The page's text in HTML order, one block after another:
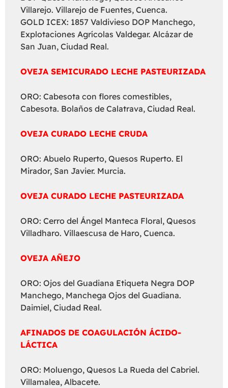
Villarejo. Villarejo de Fuentes, Cuenca.
GOLD ICEX: 1857 Valdivieso DOP Manchego,
Explotaciones Agrícolas Valdegar. Alcázar de
San Juan, Ciudad Real.
OVEJA SEMICURADO LECHE PASTEURIZADA
ORO: Cabesota con flores comestibles,
Cabesota. Bolaños de Calatrava, Ciudad Real.
OVEJA CURADO LECHE CRUDA
ORO: Abuelo Ruperto, Quesos Ruperto. El
Mirador, San Javier. Murcia.
OVEJA CURADO LECHE PASTEURIZADA
ORO: Cerro del Ángel Manteca Floral, Quesos
Villadharo. Villaescusa de Haro, Cuenca.
OVEJA AÑEJO
ORO: Ojos del Guadiana Etiqueta Negra DOP
Manchego, Manchega Ojos del Guadiana.
Daimiel, Ciudad Real.
AFINADOS DE COAGULACIÓN ÁCIDO-
LÁCTICA
ORO: Moluengo, Quesos La Rueda del Cabriel.
Villamalea, Albacete.